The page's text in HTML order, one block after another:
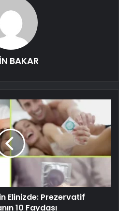
BAKAR
Elinizde: Prezervatif
10 Faydası